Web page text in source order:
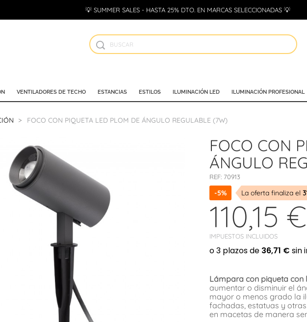
💡 SUMMER SALES - HASTA 25% DTO. EN MARCAS SELECCIONADAS 💡
VENTILADORES DE TECHO ESTANCIAS ESTILOS ILUMINACIÓN LED ILUMINACIÓN PROFESIONAL
FOCO CON PIQUETA LED PLOM DE ÁNGULO REGULABLE (7W)
FOCO CON
ÁNGULO
REF: 70913
-5% La oferta finaliza el
110,15 €
IMPUESTOS INCLUIDOS
Lámpara con piqueta con
aumentar o disminuir el
mayor o menos grado la
fachadas, estatuas y
en macetas de manera